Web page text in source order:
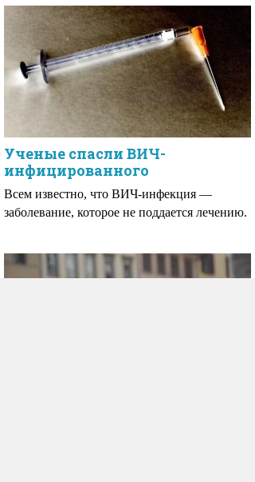
Ученые спасли ВИЧ-
инфицированного
Всем известно, что ВИЧ-инфекция —
заболевание, которое не поддается лечению.